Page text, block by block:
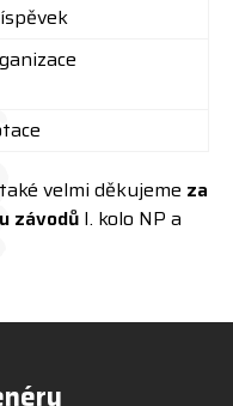
velmi děkujeme za
závodů I. kolo NP a